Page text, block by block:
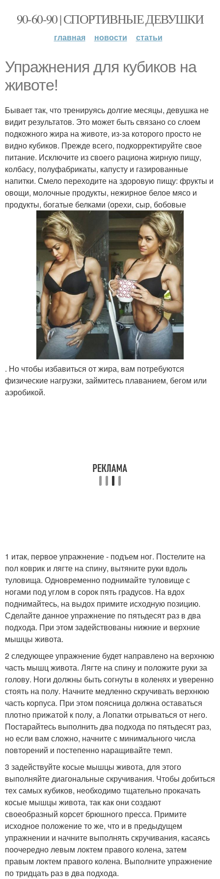
90-60-90 | СПОРТИВНЫЕ ДЕВУШКИ
главная новости статьи
Упражнения для кубиков на
животе!
Бывает так, что тренируясь долгие месяцы, девушка не
видит результатов. Это может быть связано со слоем
подкожного жира на животе, из-за которого просто не
видно кубиков. Прежде всего, подкорректируйте свое
питание. Исключите из своего рациона жирную пищу,
колбасу, полуфабрикаты, капусту и газированные
напитки. Смело переходите на здоровую пищу: фрукты и
овощи, молочные продукты, нежирное белое мясо и
продукты, богатые белками (орехи, сыр, бобовые
. Но чтобы избавиться от жира, вам потребуются
физические нагрузки, займитесь плаванием, бегом или
аэробикой.
1 итак, первое упражнение - подъем ног. Постелите на
пол коврик и лягте на спину, вытяните руки вдоль
туловища. Одновременно поднимайте туловище с
ногами под углом в сорок пять градусов. На вдох
поднимайтесь, на выдох примите исходную позицию.
Сделайте данное упражнение по пятьдесят раз в два
подхода. При этом задействованы нижние и верхние
мышцы живота.
2 следующее упражнение будет направлено на верхнюю
часть мышц живота. Лягте на спину и положите руки за
голову. Ноги должны быть согнуты в коленях и уверенно
стоять на полу. Начните медленно скручивать верхнюю
часть корпуса. При этом поясница должна оставаться
плотно прижатой к полу, а Лопатки отрываться от него.
Постарайтесь выполнить два подхода по пятьдесят раз,
но если вам сложно, начните с минимального числа
повторений и постепенно наращивайте темп.
3 задействуйте косые мышцы живота, для этого
выполняйте диагональные скручивания. Чтобы добиться
тех самых кубиков, необходимо тщательно прокачать
косые мышцы живота, так как они создают
своеобразный корсет брюшного пресса. Примите
исходное положение то же, что и в предыдущем
упражнении и начните выполнять скручивания, касаясь
поочередно левым локтем правого колена, затем
правым локтем правого колена. Выполните упражнение
по тридцать раз в два подхода.